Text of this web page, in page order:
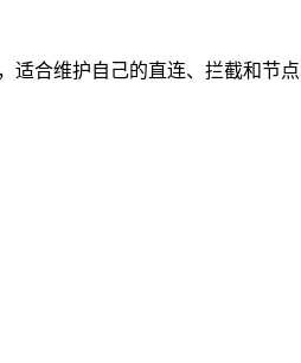
适合维护自己的直连、拦截和节点